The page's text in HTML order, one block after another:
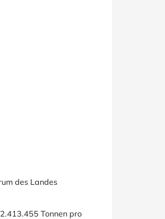
des Landes
Tonnen pro